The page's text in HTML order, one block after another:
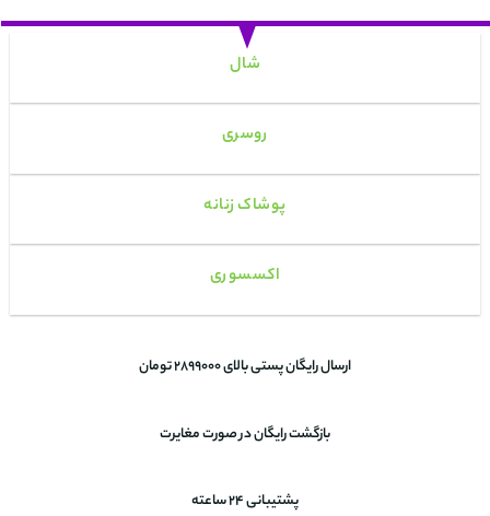
شال
روسری
پوشاک زنانه
اکسسوری
ارسال رایگان پستی بالای 2899000 تومان
بازگشت رایگان در صورت مغایرت
پشتیبانی 24 ساعته